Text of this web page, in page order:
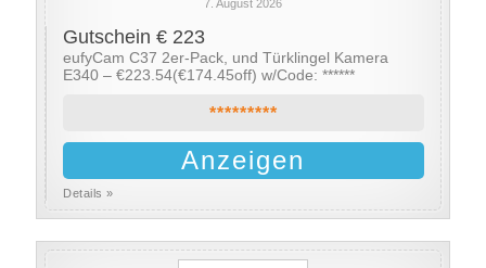
7. August 2026
Gutschein € 223
eufyCam C37 2er-Pack, und Türklingel Kamera
E340 – €223.54(€174.45off) w/Code: ******
*********
Anzeigen
Details »